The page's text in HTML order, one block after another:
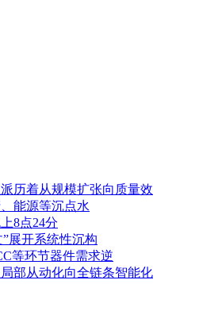
历着从规模扩张向质量效
能源等沉点水
8点24分
展开系统性沉构
等环节器件需求逆
部从动化向全链条智能化